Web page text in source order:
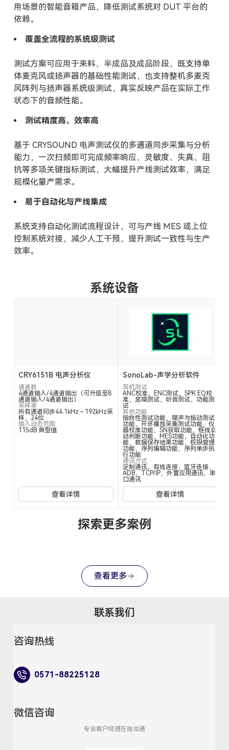
用场景的智能音箱产品，降低测试系统对 DUT 平台的
依赖。
覆盖全流程的系统级测试
测试方案可应用于来料、半成品及成品阶段，既支持单
体麦克风或扬声器的基础性能测试，也支持整机多麦克
风阵列与扬声器系统级测试，真实反映产品在实际工作
状态下的音频性能。
测试精度高、效率高
基于 CRYSOUND 电声测试仪的多通道同步采集与分析
能力，一次扫频即可完成频率响应、灵敏度、失真、阻
抗等多项关键指标测试，大幅提升产线测试效率，满足
规模化量产需求。
易于自动化与产线集成
系统支持自动化测试流程设计，可与产线 MES 或上位
控制系统对接，减少人工干预，提升测试一致性与生产
效率。
系统设备
CRY6151B 电声分析仪
通道数
4通道输入/4通道输出（可升级至8
通道输入/4通道输出）
采样率
所有通道同步44.1kHz～192kHz采
样，24位
输入动态范围
115dB 典型值
查看详情
SonoLab-声学分析软件
耳机测试
ANC校准，ENC测试，SPK EQ校
准，底噪测试，听音测试，功能测
试
其他功能
指向性测试功能，噪声与振动测试
功能，开环播放采集测试功能，仪
器校准功能，SN获取功能，框线自
动判断功能，MES功能，自动化功
能，数据保存结果功能，权限管理
功能，序列编辑功能，序列单步执
行功能
通讯方式
定制通讯，有线连接，蓝牙连接，
ADB，TCP/IP，外置应用通讯，串
口通讯
查看详情
探索更多案例
查看更多
联系我们
咨询热线
0571-88225128
微信咨询
专业客户经理在线沟通